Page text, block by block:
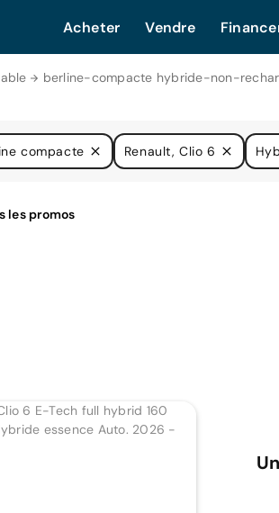
Acheter Vendre
berline-compacte hybride-non-
compacte Renault, Clio 6